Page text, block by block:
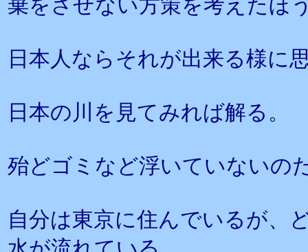
棄をさせない方策を考えたほ
日本人ならそれが出来る様に
日本の川を見てみれば解る。
殆どゴミなど浮いていないの
自分は東京に住んでいるが、